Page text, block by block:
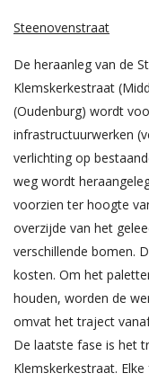
Steenovenstraat
De heraanleg van de
Klemskerkestraat
(Oudenburg) wordt
infrastructuurwerken
verlichting op
weg wordt
voorzien ter hoogte
overzijde van het
verschillende bomen.
kosten. Om het
houden, worden de
omvat het traject
De laatste fase is het
Klemskerkestraat.